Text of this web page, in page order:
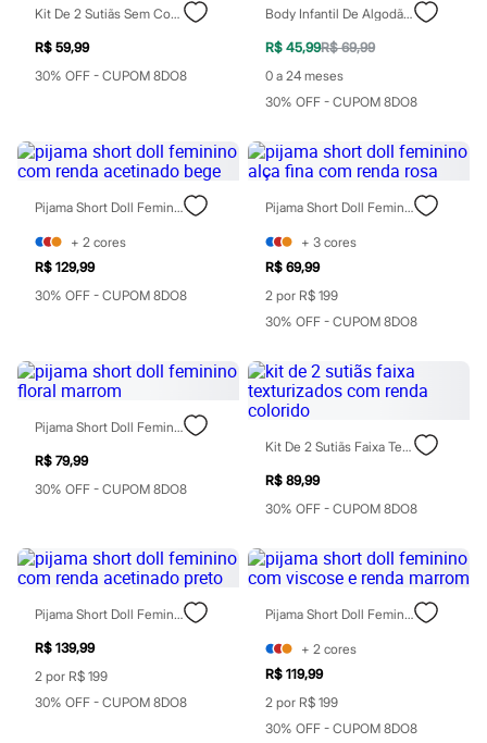
Cuecas
Pijamas
Moda praia
Calças
Camisas
Jeans
Shorts e Bermudas
Todos os produtos
Infantil
Em alta
Inverno
Novidades
Roupas menina
0 a 24 meses
4 a 12 anos
10 a 16 anos
1 a 5 anos
4 a 12 anos
10 a 16 anos
Recém-nascido
Bolsas e Mochilas
Chapéus
Calçados
Botas
Kit De 2 Sutiãs Sem Costura Com Renda Colorido
R$ 59,99
30% OFF - CUPOM 8DO8
Body Infantil De Algodão Bordado Jacaré Listrado Bege
R$ 45,99R$ 69,99
0 a 24 meses
30% OFF - CUPOM 8DO8
Pijama Short Doll Feminino Com Renda Acetinado Bege
+ 2 cores
R$ 129,99
30% OFF - CUPOM 8DO8
Pijama Short Doll Feminino Alça Fina Com Renda Rosa
+ 3 cores
R$ 69,99
2 por R$ 199
30% OFF - CUPOM 8DO8
Pijama Short Doll Feminino Floral Marrom
R$ 79,99
30% OFF - CUPOM 8DO8
Kit De 2 Sutiãs Faixa Texturizados Com Renda Colorido
R$ 89,99
30% OFF - CUPOM 8DO8
Pijama Short Doll Feminino Com Renda Acetinado Preto
R$ 139,99
2 por R$ 199
30% OFF - CUPOM 8DO8
Pijama Short Doll Feminino Com Viscose E Renda Marrom
+ 2 cores
R$ 119,99
2 por R$ 199
30% OFF - CUPOM 8DO8